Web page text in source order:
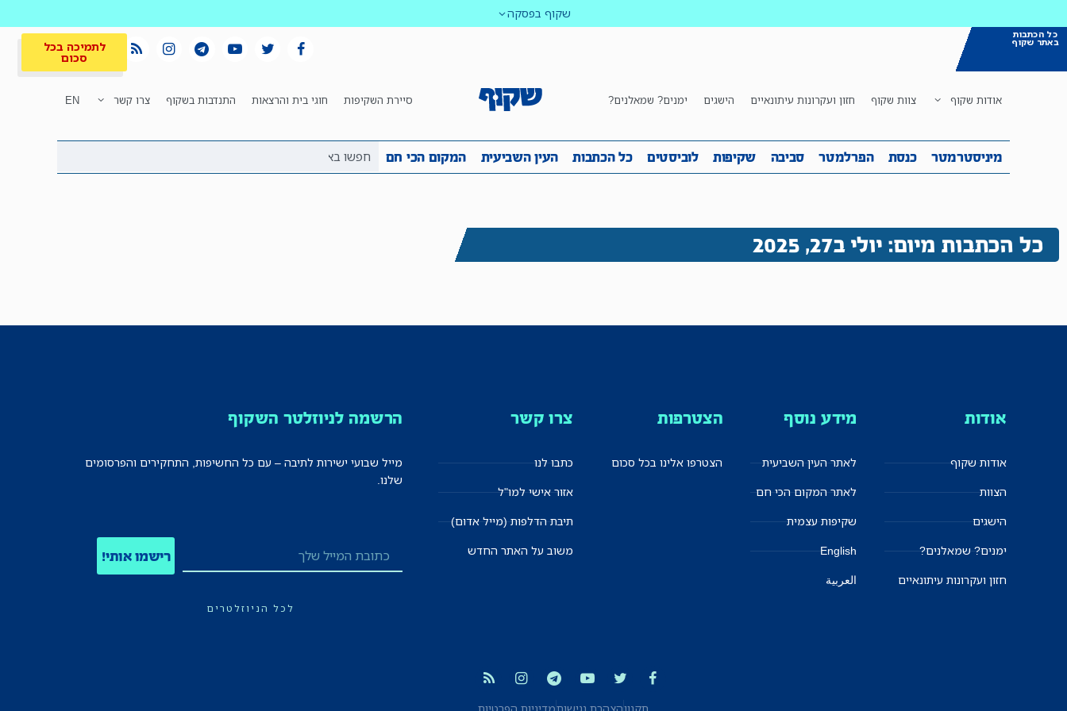
שקוף בפסקה
כל הכתבות
באתר שקוף לתמיכה בכל
סכום
אודות שקוף צוות שקוף חזון ועקרונות עיתונאיים הישגים ימנים? שמאלנים? סיירת השקיפות חוגי בית והרצאות התנדבות בשקוף צרו קשר EN
מיניסטרמטר כנסת הפרלמטר סביבה שקיפות לוביסטים כל הכתבות העין השביעית המקום הכי חם
מיניסטרמטר כנסת הפרלמטר סביבה שקיפות לוביסטים כל הכתבות העין השביעית המקום הכי חם לתמיכה בכל
כל הכתבות מיום: יולי ב27, 2025
אודות
אודות שקוף
הצוות
הישגים
ימנים? שמאלנים?
חזון ועקרונות עיתונאיים
מידע נוסף
לאתר העין השביעית
לאתר המקום הכי חם
שקיפות עצמית
English
العربية
הצטרפות
הצטרפו אלינו בכל סכום
צרו קשר
כתבו לנו
אזור אישי למו"ל
תיבת הדלפות (מייל אדום)
משוב על האתר החדש
הרשמה לניוזלטר השקוף
מייל שבועי ישירות לתיבה – עם כל החשיפות, התחקירים והפרסומים
שלנו.
רישמו אותי!
לכל הניוזלטרים
תקנוןהצהרת נגישותמדיניות הפרטיות